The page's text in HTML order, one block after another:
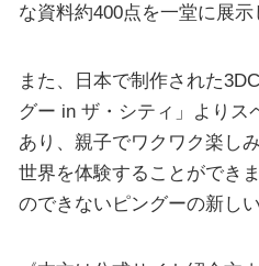
な資料約400点を一堂に展示
また、日本で制作された
グー in ザ・シティ」よりス
あり、親子でワクワク楽し
世界を体験することができ
のできないピングーの新し